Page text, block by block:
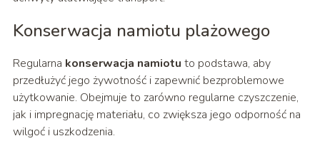
Konserwacja namiotu plażowego
Regularna konserwacja namiotu to podstawa, aby
przedłużyć jego żywotność i zapewnić bezproblemowe
użytkowanie. Obejmuje to zarówno regularne czyszczenie,
jak i impregnację materiału, co zwiększa jego odporność na
wilgoć i uszkodzenia.